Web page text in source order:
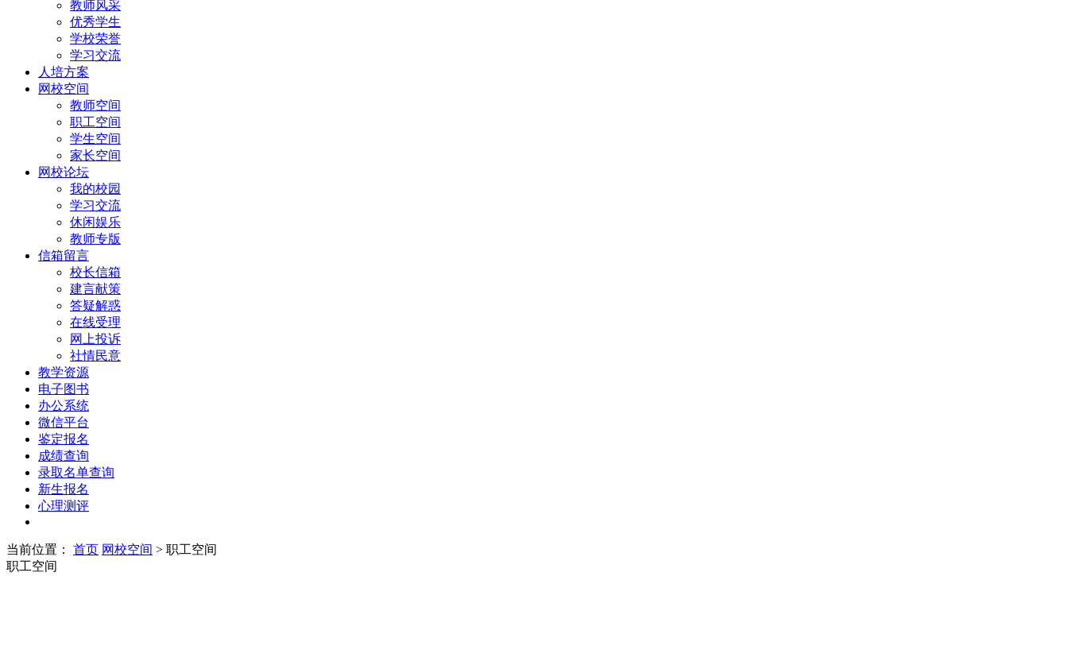
教师风采
优秀学生
学校荣誉
学习交流
人培方案
网校空间
教师空间
职工空间
学生空间
家长空间
网校论坛
我的校园
学习交流
休闲娱乐
教师专版
信箱留言
校长信箱
建言献策
答疑解惑
在线受理
网上投诉
社情民意
教学资源
电子图书
办公系统
微信平台
鉴定报名
成绩查询
录取名单查询
新生报名
心理测评
当前位置： 首页 网校空间 > 职工空间
职工空间